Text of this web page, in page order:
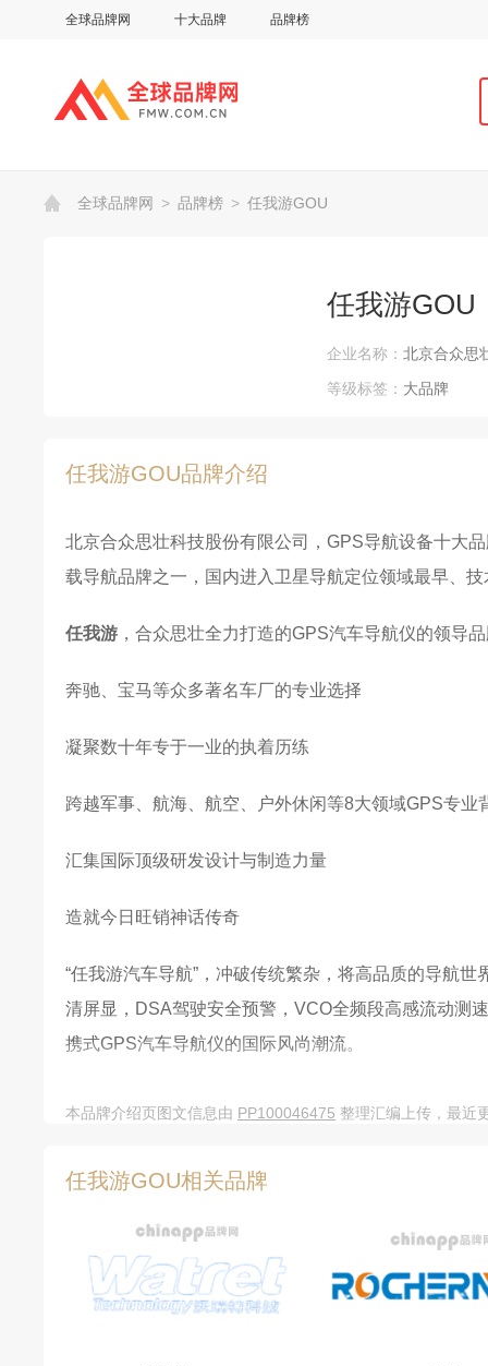
全球品牌网 十大品牌 品牌榜
全球品牌网 > 品牌榜 > 任我游GOU
任我游GOU
企业名称： 北京合众思
等级标签： 大品牌
任我游GOU品牌介绍
北京合众思壮科技股份有限公司，GPS导航设备十大
载导航品牌之一，国内进入卫星导航定位领域最早、
任我游 ，合众思壮全力打造的GPS汽车导航仪的领导
奔驰、宝马等众多著名车厂的专业选择
凝聚数十年专于一业的执着历练
跨越军事、航海、航空、户外休闲等8大领域GPS专业
汇集国际顶级研发设计与制造力量
造就今日旺销神话传奇
“任我游汽车导航”，冲破传统繁杂，将高品质的导航
清屏显，DSA驾驶安全预警，VCO全频段高感流动
携式GPS汽车导航仪的国际风尚潮流。
多项严格品控检测，保证“任我游GPS”以其专业、成
2005年，作为巨星代言计划身价炙手可热的国际巨星
力。
本品牌介绍页图文信息由 PP100046475 整理汇编上传，最
任我游GOU相关品牌